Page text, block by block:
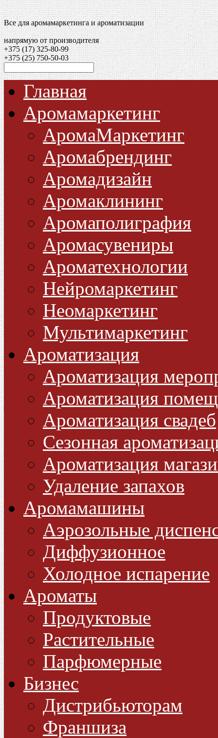
Все для аромамаркетинга и ароматизации
напрямую от производителя
+375 (17)325-80-99
+375 (25)750-50-03
Главная
Аромамаркетинг
АромаМаркетинг
Аромабрендинг
Аромадизайн
Аромаклининг
Аромаполиграфия
Аромасувениры
Ароматехнологии
Нейромаркетинг
Неомаркетинг
Мультимаркетинг
Ароматизация
Ароматизация
Ароматизация
Ароматизация свадеб
Сезонная
Ароматизация
Удаление запахов
Аромамашины
Аэрозольные
Диффузионное
Холодное испарение
Ароматы
Продуктовые
Растительные
Парфюмерные
Бизнес
Дистрибьюторам
Франшиза